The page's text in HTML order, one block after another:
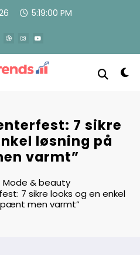
5:19:02 PM
7 sikre
løsning på
varmt”
Mode & beauty
7 sikre looks og en enkel
men varmt”